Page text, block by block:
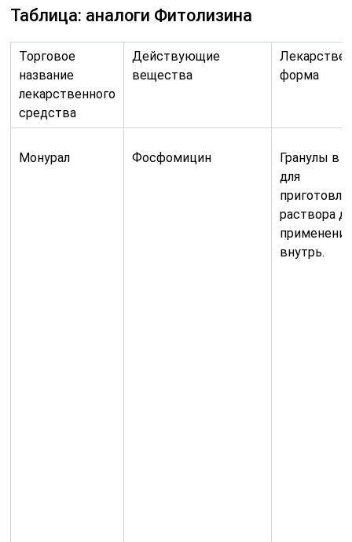
Таблица: аналоги Фитолизина
Торговое
название
лекарственного
средства
Действующие
вещества
форма
Монурал Фосфомицин
Гранулы в
для
раствора
применения
внутрь.